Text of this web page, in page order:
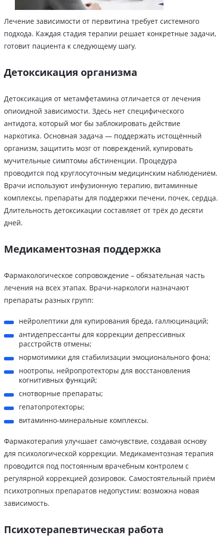
Лечение зависимости от первитина требует системного
подхода. Каждая стадия терапии решает конкретные задачи,
готовит пациента к следующему шагу.
Детоксикация организма
Детоксикация от метамфетамина отличается от лечения
опиоидной зависимости. Здесь нет специфического
антидота, который мог бы заблокировать действие
наркотика. Основная задача — поддержать истощённый
организм, защитить мозг от повреждений, купировать
мучительные симптомы абстиненции. Процедура
проводится под круглосуточным медицинским наблюдением.
Врачи используют инфузионную терапию, витаминные
комплексы, препараты для поддержки печени, почек, сердца.
Длительность детоксикации составляет от трёх до десяти
дней.
Медикаментозная поддержка
Фармакологическое сопровождение – обязательная часть
лечения на всех этапах. Врачи-наркологи назначают
препараты разных групп:
нейролептики для купирования бреда, галлюцинаций;
антидепрессанты для коррекции депрессивных
расстройств отмены;
нормотимики для стабилизации эмоционального фона;
ноотропы, нейропротекторы для восстановления
когнитивных функций;
снотворные препараты;
гепатопротекторы;
витаминно-минеральные комплексы.
Фармакотерапия улучшает самочувствие, создавая основу
для психологической коррекции. Медикаментозная терапия
проводится под постоянным врачебным контролем с
регулярной коррекцией дозировок. Самостоятельный приём
психотропных препаратов недопустим: возможна новая
зависимость.
Психотерапевтическая работа